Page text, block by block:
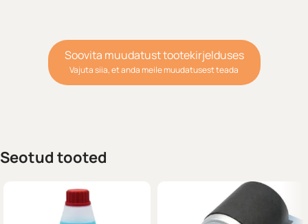
Soovita muudatust tootekirjelduses
Vajuta siia, et anda meile muudatusest teada
Seotud tooted